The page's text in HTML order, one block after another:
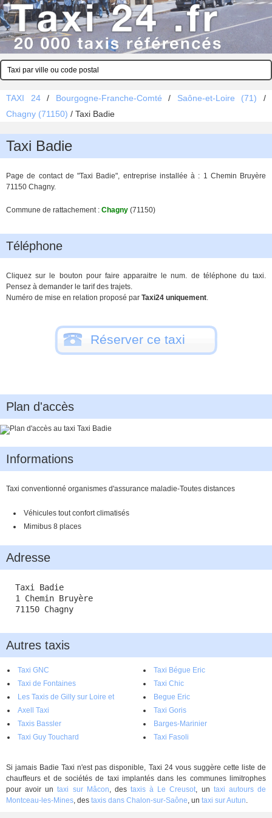
TAXI 24/ Bourgogne-Franche-Comté / Saône-et-Loire (71) /
Chagny (71150) / Taxi Badie
Taxi Badie
Page de contact de "Taxi Badie", entreprise installée à : 1 Chemin Bruyère
71150 Chagny.
Commune de rattachement : Chagny (71150)
Téléphone
Cliquez sur le bouton pour faire apparaitre le num. de téléphone du taxi.
Pensez à demander le tarif des trajets.
Numéro de mise en relation proposé par Taxi24 uniquement.
Réserver ce taxi
Plan d'accès
Informations
Taxi conventionné organismes d'assurance maladie-Toutes distances
Véhicules tout confort climatisés
Mimibus 8 places
Adresse
Taxi Badie
1 Chemin Bruyère
71150 Chagny
Autres taxis
Taxi GNC
Taxi Bégue Eric
Taxi de Fontaines
Taxi Chic
Les Taxis de Gilly sur Loire et
Perrigny
Begue Eric
Axell Taxi
Taxi Goris
Taxis Bassler
Barges-Marinier
Taxi Guy Touchard
Taxi Fasoli
Si jamais Badie Taxi n'est pas disponible, Taxi 24 vous suggère cette liste de
chauffeurs et de sociétés de taxi implantés dans les communes limitrophes
pour avoir untaxi sur Mâcon, destaxis à Le Creusot, un taxi autours de
Montceau-les-Mines, des taxis dans Chalon-sur-Saône, un taxi sur Autun.